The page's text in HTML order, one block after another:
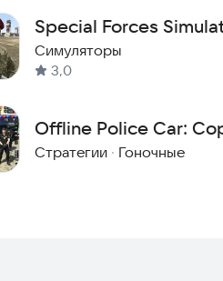
возглавить элитный отряд
Special Forces
Worl
Симуляторы
3,0
Offline Police Car:
Game
Стратегии · Гоночные